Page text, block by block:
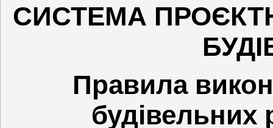
СИСТЕМА
Правила
будівельних